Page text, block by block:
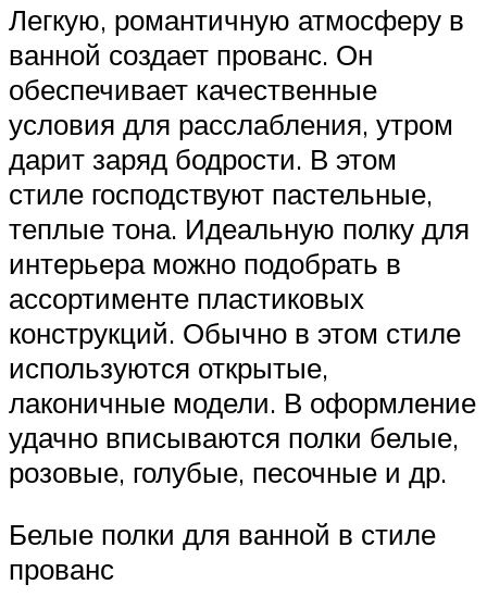
Легкую, романтичную атмосферу в
ванной создает прованс. Он
обеспечивает качественные
условия для расслабления, утром
дарит заряд бодрости. В этом
стиле господствуют пастельные,
теплые тона. Идеальную полку для
интерьера можно подобрать в
ассортименте пластиковых
конструкций. Обычно в этом стиле
используются открытые,
лаконичные модели. В оформление
удачно вписываются полки белые,
розовые, голубые, песочные и др.
Белые полки для ванной в стиле
прованс